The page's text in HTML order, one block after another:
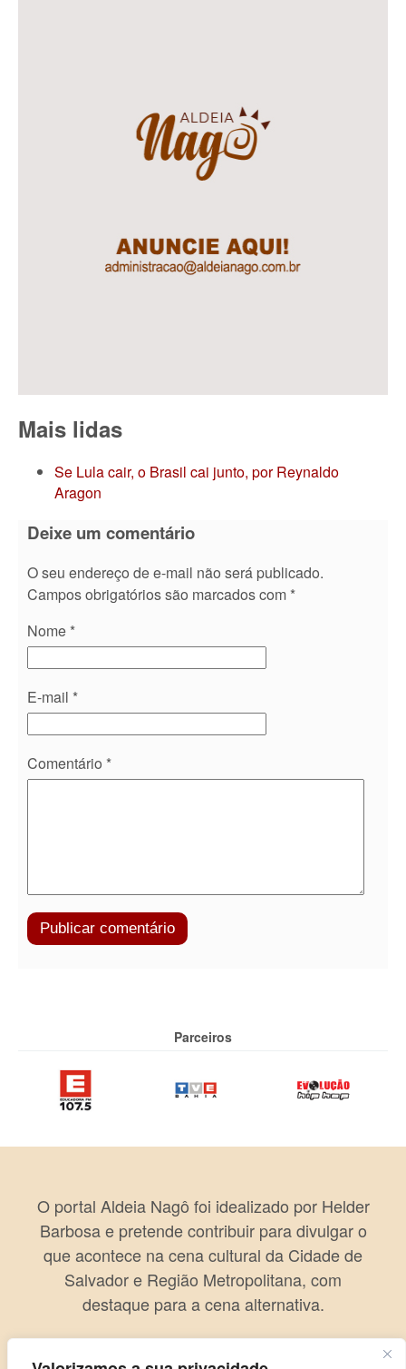
Mais lidas
Se Lula cair, o Brasil cai junto, por Reynaldo
Aragon
Deixe um comentário
O seu endereço de e-mail não será publicado.
Campos obrigatórios são marcados com *
Nome *
E-mail *
Comentário *
Parceiros
O portal Aldeia Nagô foi idealizado por Helder
Barbosa e pretende contribuir para divulgar o
que acontece na cena cultural da Cidade de
Salvador e Região Metropolitana, com
destaque para a cena alternativa.